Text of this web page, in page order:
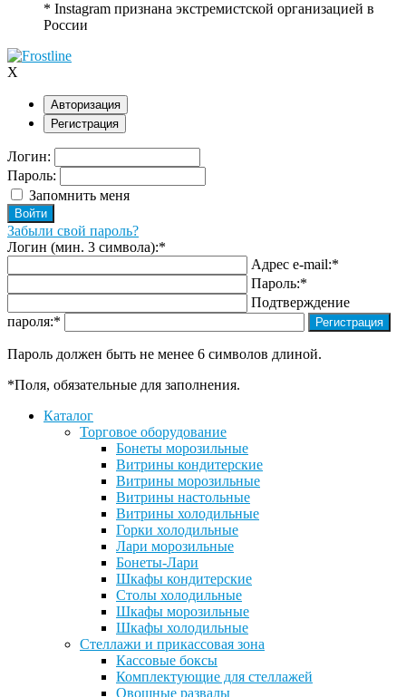
* Instagram признана экстремистской организацией в
России
X
Авторизация
Регистрация
Логин:
Пароль:
Запомнить меня
Забыли свой пароль?
Логин (мин. 3 символа):*
Адрес e-mail:*
Пароль:*
Подтверждение
пароля:*
Пароль должен быть не менее 6 символов длиной.
*Поля, обязательные для заполнения.
Каталог
Торговое оборудование
Бонеты морозильные
Витрины кондитерские
Витрины морозильные
Витрины настольные
Витрины холодильные
Горки холодильные
Лари морозильные
Бонеты-Лари
Шкафы кондитерские
Столы холодильные
Шкафы морозильные
Шкафы холодильные
Стеллажи и прикассовая зона
Кассовые боксы
Комплектующие для стеллажей
Овощные развалы